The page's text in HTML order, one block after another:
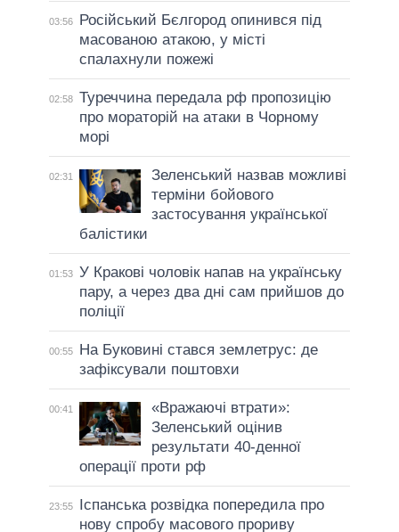
03:56
Російський Бєлгород опинився під
масованою атакою, у місті
спалахнули пожежі
02:58 Туреччина передала рф пропозицію
про мораторій на атаки в Чорному
морі
02:31
Зеленський назвав можливі
терміни бойового
застосування української
балістики
01:53 У Кракові чоловік напав на українську
пару, а через два дні сам прийшов до
поліції
00:55
На Буковині стався землетрус: де
зафіксували поштовхи
00:41
«Вражаючі втрати»:
Зеленський оцінив
результати 40-денної
операції проти рф
23:55
Іспанська розвідка попередила про
нову спробу масового прориву